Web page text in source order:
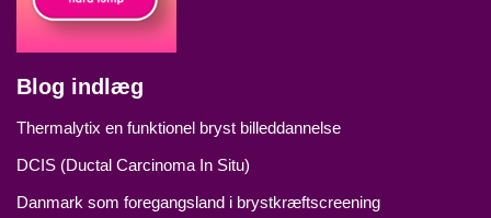
Blog indlæg
Thermalytix en funktionel bryst billeddannelse
DCIS (Ductal Carcinoma In Situ)
Danmark som foregangsland i brystkræftscreening